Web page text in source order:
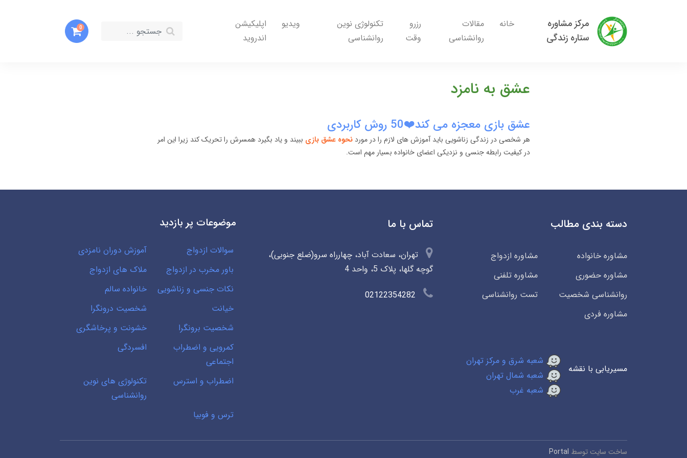
مرکز مشاوره
ستاره زندگی
خانه
مقالات
روانشناسی
رزرو
وقت
تکنولوژی نوین
روانشناسی
ویدیو
اپلیکیشن
اندروید
0
عشق به نامزد
عشق بازی معجزه می کند❤️50 روش کاربردی
هر شخصی در زندگی زناشویی باید آموزش های لازم را در مورد نحوه عشق بازی ببیند و یاد بگیرد همسرش را تحریک کند زیرا این امر
در کیفیت رابطه جنسی و نزدیکی اعضای خانواده بسیار مهم است.
دسته بندی مطالب
مشاوره خانواده
مشاوره ازدواج
مشاوره حضوری
مشاوره تلفنی
روانشناسی شخصیت
تست روانشناسی
مشاوره فردی
مسیریابی با نقشه
شعبه شرق و مرکز تهران
شعبه شمال تهران
شعبه غرب
تماس با ما
تهران، سعادت آباد، چهارراه سرو(ضلع جنوبی)،
گوچه گلها، پلاک 5، واحد 4
02122354282
موضوعات پر بازدید
سوالات ازدواج
آموزش دوران نامزدی
باور مخرب در ازدواج
ملاک های ازدواج
نکات جنسی و زناشویی
خانواده سالم
خیانت
شخصیت درونگرا
شخصیت برونگرا
خشونت و پرخاشگری
کمرویی و اضطراب
اجتماعی
افسردگی
اضطراب و استرس
تکنولوژی های نوین
روانشناسی
ترس و فوبیا
ساخت سایت توسط Portal